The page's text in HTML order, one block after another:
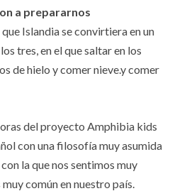
a prepararnos
Islandia se convirtiera en un
tres, en el que saltar en los
de hielo y comer nieve.y comer
del proyecto Amphibia kids
con una filosofía muy asumida
la que nos sentimos muy
común en nuestro país.